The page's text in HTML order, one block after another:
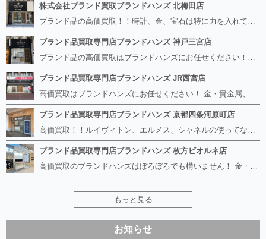
株式会社ブランド買取ブランドハンズ 北梅田店
ブランド品買取専門店ブランドハンズ 神戸三宮店
ブランド品買取専門店ブランドハンズ JR西宮店
ブランド品買取専門店ブランドハンズ 京都四条河原町店
ブランド品買取専門店ブランドハンズ 枚方ビオルネ店
もっと見る
お知らせ